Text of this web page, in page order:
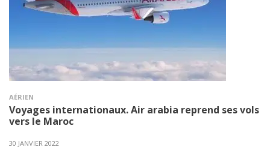
AÉRIEN
Voyages internationaux. Air arabia reprend ses vols
vers le Maroc
30 JANVIER 2022